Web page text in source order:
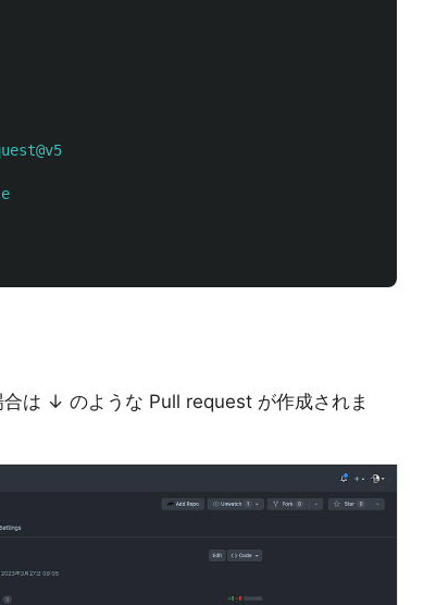
は ↓ のような Pull request が作成されま